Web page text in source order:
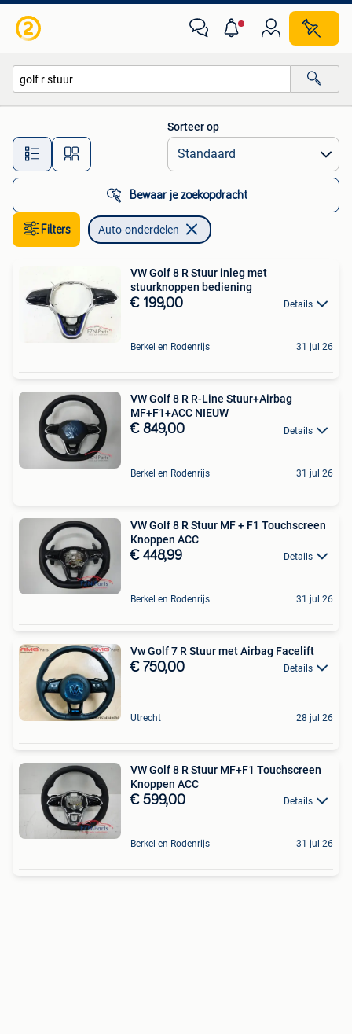
Alle afstanden…
Sorteer op
Bewaar je zoekopdracht
Filters Auto-onderdelen
VW Golf 8 R Stuur inleg met
stuurknoppen bediening
€ 199,00 Details
Berkel en Rodenrijs 31 jul 26
VW Golf 8 R R-Line Stuur+Airbag
MF+F1+ACC NIEUW
€ 849,00 Details
Berkel en Rodenrijs 31 jul 26
VW Golf 8 R Stuur MF + F1 Touchscreen
Knoppen ACC
€ 448,99 Details
Berkel en Rodenrijs 31 jul 26
Vw Golf 7 R Stuur met Airbag Facelift
€ 750,00 Details
Utrecht 28 jul 26
VW Golf 8 R Stuur MF+F1 Touchscreen
Knoppen ACC
€ 599,00 Details
Berkel en Rodenrijs 31 jul 26